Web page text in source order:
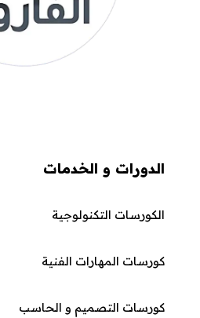
الدورات و الخدمات
الكورسات التكنولوجية
كورسات المهارات الفنية
كورسات التصميم و الحاسب